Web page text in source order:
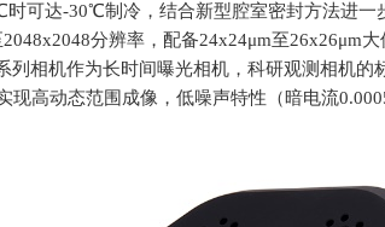
可达-30℃制冷，结合新型腔室密封方法进一
2048x2048分辨率，配备24x24μm至26x26μm大
列相机作为长时间曝光相机，科研观测相机
现高动态范围成像，低噪声特性（暗电流